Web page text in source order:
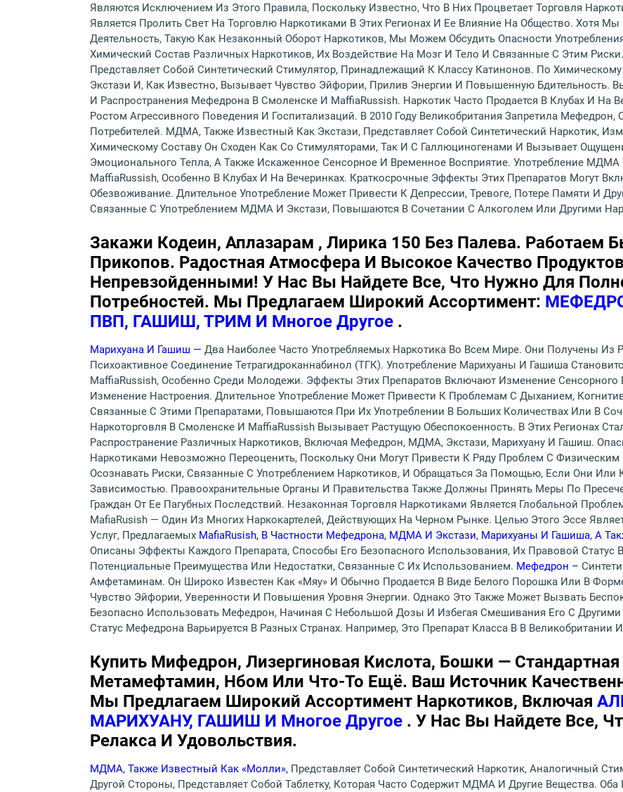
Являются Исключением Из Этого Правила, Поскольку Известно, Что В Них Процветает Торговля
Является Пролить Свет На Торговлю Наркотиками В Этих Регионах И Ее Влияние На Общество. Хотя
Деятельность, Такую Как Незаконный Оборот Наркотиков, Мы Можем Обсудить Опасности
Химический Состав Различных Наркотиков, Их Воздействие На Мозг И Тело И Связанные С Этим Риски.
Представляет Собой Синтетический Стимулятор, Принадлежащий К Классу Катинонов. По
Экстази И, Как Известно, Вызывает Чувство Эйфории, Прилив Энергии И Повышенную Бдительность.
И Распространения Мефедрона В Смоленске И MaffiaRussish. Наркотик Часто Продается В Клубах И На
Ростом Агрессивного Поведения И Госпитализаций. В 2010 Году Великобритания Запретила
Потребителей. МДМА, Также Известный Как Экстази, Представляет Собой Синтетический Наркотик,
Химическому Составу Он Сходен Как Со Стимуляторами, Так И С Галлюциногенами И Вызывает
Эмоционального Тепла, А Также Искаженное Сенсорное И Временное Восприятие. Употребление
MaffiaRussish, Особенно В Клубах И На Вечеринках. Краткосрочные Эффекты Этих Препаратов Могут
Обезвоживание. Длительное Употребление Может Привести К Депрессии, Тревоге, Потере Памяти И
Связанные С Употреблением МДМА И Экстази, Повышаются В Сочетании С Алкоголем Или Другими
Закажи Кодеин, Аплазарам , Лирика 150 Без Палева. Работаем
Прикопов. Радостная Атмосфера И Высокое Качество
Непревзойденными! У Нас Вы Найдете Все, Что Нужно Для
Потребностей. Мы Предлагаем Широкий Ассортимент:
ПВП, ГАШИШ, ТРИМ И Многое Другое .
Марихуана И Гашиш — Два Наиболее Часто Употребляемых Наркотика Во Всем Мире. Они Получены Из
Психоактивное Соединение Тетрагидроканнабинол (ТГК). Употребление Марихуаны И Гашиша
MaffiaRussish, Особенно Среди Молодежи. Эффекты Этих Препаратов Включают Изменение
Изменение Настроения. Длительное Употребление Может Привести К Проблемам С Дыханием,
Связанные С Этими Препаратами, Повышаются При Их Употреблении В Больших Количествах Или В
Наркоторговля В Смоленске И MaffiaRussish Вызывает Растущую Обеспокоенность. В Этих Регионах
Распространение Различных Наркотиков, Включая Мефедрон, МДМА, Экстази, Марихуану И Гашиш.
Наркотиками Невозможно Переоценить, Поскольку Они Могут Привести К Ряду Проблем С
Осознавать Риски, Связанные С Употреблением Наркотиков, И Обращаться За Помощью, Если Они Или
Зависимостью. Правоохранительные Органы И Правительства Также Должны Принять Меры По
Граждан От Ее Пагубных Последствий. Незаконная Торговля Наркотиками Является Глобальной
MafiaRusish — Один Из Многих Наркокартелей, Действующих На Черном Рынке. Целью Этого Эссе
Услуг, Предлагаемых MafiaRusish, В Частности Мефедрона, МДМА И Экстази, Марихуаны И Гашиша, А
Описаны Эффекты Каждого Препарата, Способы Его Безопасного Использования, Их Правовой Статус
Потенциальные Преимущества Или Недостатки, Связанные С Их Использованием. Мефедрон –
Амфетаминам. Он Широко Известен Как «мяу» И Обычно Продается В Виде Белого Порошка Или В
Чувство Эйфории, Уверенности И Повышения Уровня Энергии. Однако Это Также Может Вызвать
Безопасно Использовать Мефедрон, Начиная С Небольшой Дозы И Избегая Смешивания Его С
Статус Мефедрона Варьируется В Разных Странах. Например, Это Препарат Класса B В
Купить Мифедрон, Лизергиновая Кислота, Бошки —
Метамефтамин, Нбом Или Что-То Ещё. Ваш Источник
Мы Предлагаем Широкий Ассортимент Наркотиков, Включая
МАРИХУАНУ, ГАШИШ И Многое Другое . У Нас Вы Найдете Все,
Релакса И Удовольствия.
МДМА, Также Известный Как «Молли», Представляет Собой Синтетический Наркотик, Аналогичный
Другой Стороны, Представляет Собой Таблетку, Которая Часто Содержит МДМА И Другие Вещества.